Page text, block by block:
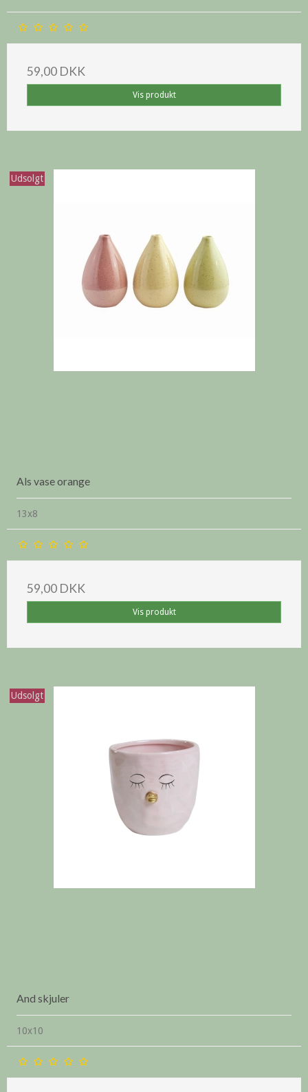
59,00 DKK
Vis produkt
Udsolgt
Als vase orange
13x8
59,00 DKK
Vis produkt
Udsolgt
And skjuler
10x10